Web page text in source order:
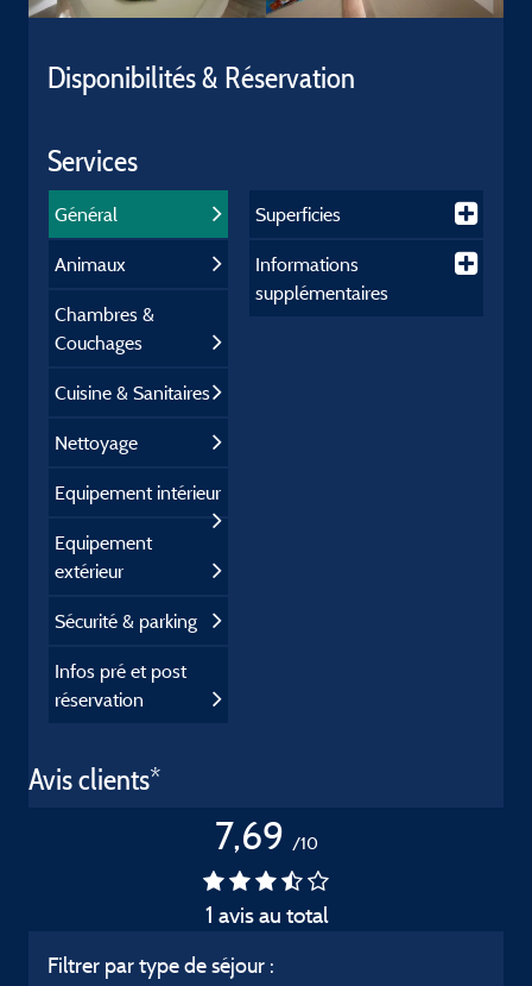
Disponibilités & Réservation
Services
Général
Animaux
Chambres &
Couchages
Cuisine & Sanitaires
Nettoyage
Equipement intérieur
Equipement
extérieur
Sécurité & parking
Infos pré et post
réservation
Superficies
Informations
supplémentaires
Avis clients*
7,69 /10
1 avis au total
Filtrer par type de séjour :